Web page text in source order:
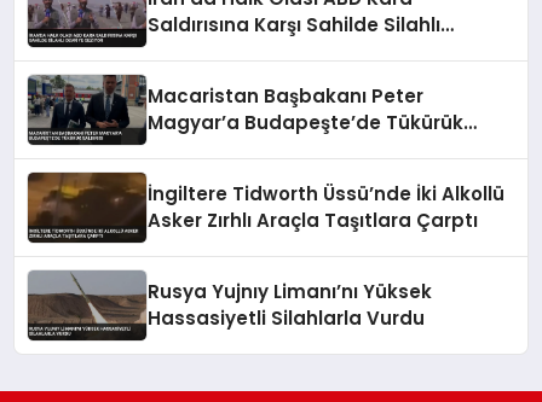
Saldırısına Karşı Sahilde Silahlı
Macaristan Başbakanı Peter
Magyar’a Budapeşte’de Tükürük
İngiltere Tidworth Üssü’nde İki Alkollü
Asker Zırhlı Araçla Taşıtlara Çarptı
Rusya Yujnıy Limanı’nı Yüksek
Hassasiyetli Silahlarla Vurdu